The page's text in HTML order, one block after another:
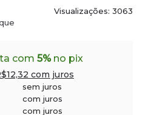
Visualizações: 3063
com 5%no pix
com juros
sem juros
com juros
com juros